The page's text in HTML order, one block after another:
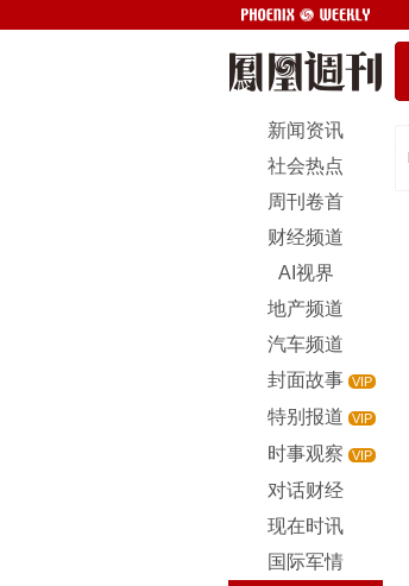
新闻资讯
社会热点
周刊卷首
财经频道
AI视界
地产频道
汽车频道
封面故事 VIP
特别报道 VIP
时事观察 VIP
对话财经
现在时讯
国际军情